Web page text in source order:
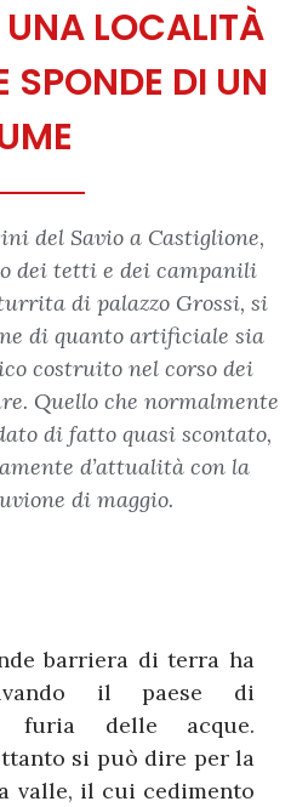
LOCALITÀ
SPONDE DI UN
del Savio a Castiglione,
dei tetti e dei campanili
di palazzo Grossi, si
di quanto artificiale sia
costruito nel corso dei
Quello che normalmente
di fatto quasi scontato,
d’attualità con la
di maggio.
barriera di terra ha
il paese di
delle acque.
si può dire per la
valle, il cui cedimento